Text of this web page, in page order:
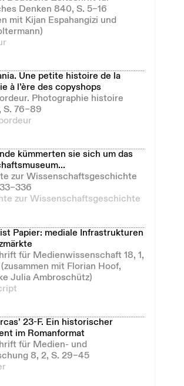
Denken 840, S. 5–16
mit Kijan Espahangizi und
Une petite histoire de la
à l’ère des copyshops
Photographie histoire
S. 76–89
kümmerten sie sich um das
zur Wissenschaftsgeschichte
zur Wissenschaftsgeschichte
Papier: mediale Infrastrukturen
für Medienwissenschaft 18, 1,
mit Florian Hoof,
Julia Ambroschütz)
23-F. Ein historischer
im Romanformat
für Medien- und
8, 2, S. 29–45